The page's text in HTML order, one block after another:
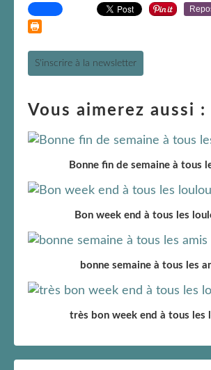
S'inscrire à la newsletter
Vous aimerez aussi :
Bonne fin de semaine à tous
Bon week end à tous les
bonne semaine à tous les
très bon week end à tous les